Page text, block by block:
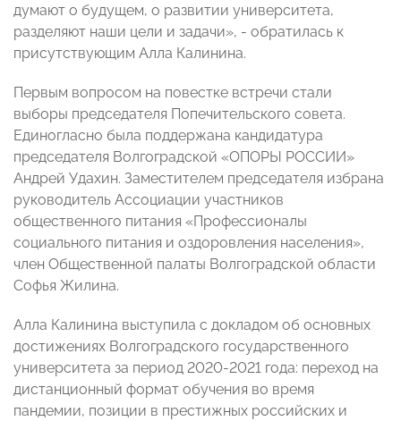
думают о будущем, о развитии университета,
разделяют наши цели и задачи», - обратилась к
присутствующим Алла Калинина.
Первым вопросом на повестке встречи стали
выборы председателя Попечительского совета.
Единогласно была поддержана кандидатура
председателя Волгоградской «ОПОРЫ РОССИИ»
Андрей Удахин. Заместителем председателя избрана
руководитель Ассоциации участников
общественного питания «Профессионалы
социального питания и оздоровления населения»,
член Общественной палаты Волгоградской области
Софья Жилина.
Алла Калинина выступила с докладом об основных
достижениях Волгоградского государственного
университета за период 2020-2021 года: переход на
дистанционный формат обучения во время
пандемии, позиции в престижных российских и